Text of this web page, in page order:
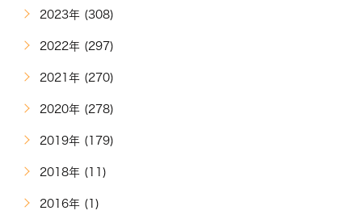
2023年 (308)
2022年 (297)
2021年 (270)
2020年 (278)
2019年 (179)
2018年 (11)
2016年 (1)